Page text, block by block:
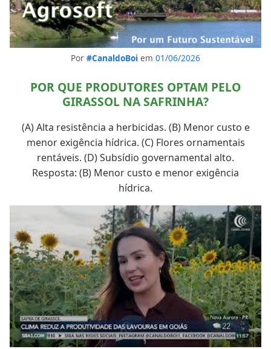
Por #CanaldoBoi em 01/06/2026
POR QUE PRODUTORES OPTAM PELO
GIRASSOL NA SAFRINHA?
(A) Alta resistência a herbicidas. (B) Menor custo e
menor exigência hídrica. (C) Flores ornamentais
rentáveis. (D) Subsídio governamental alto.
Resposta: (B) Menor custo e menor exigência
hídrica.